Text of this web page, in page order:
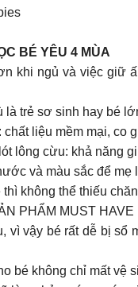
BÉ YÊU 4 MÙA
khi ngủ và việc giữ
là trẻ sơ sinh hay bé
liệu mềm mại, co
lông cừu: khả năng
và màu sắc để
không thể thiếu
PHẨM MUST
vì vậy bé rất dễ bị sổ
bé không chỉ mất vệ